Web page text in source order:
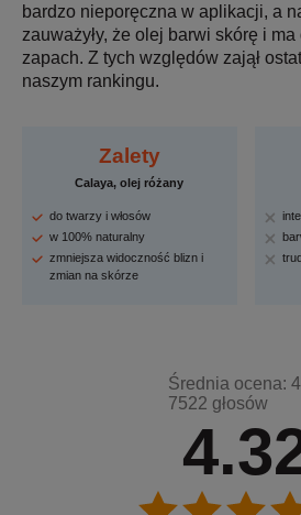
bardzo nieporęczna w aplikacji, a
zauważyły, że olej barwi skórę i
zapach. Z tych względów zajął
naszym rankingu.
Zalety
Calaya, olej różany
do twarzy i włosów
w 100% naturalny
zmniejsza widoczność blizn i
zmian na skórze
Średnia ocena:
7522 głosów